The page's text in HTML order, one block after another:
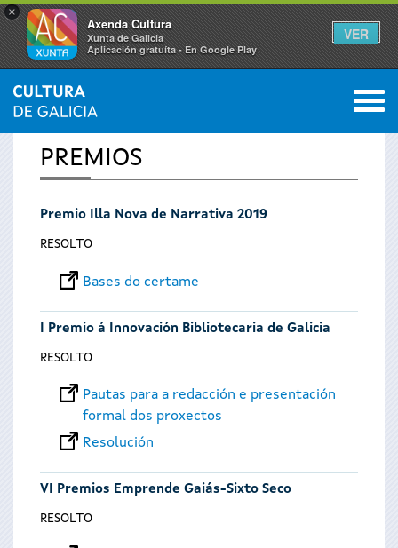
×
Axenda Cultura
Xunta de Galicia
Aplicación gratuíta - En Google Play
VER
Vostede
está
aquí
INICIO 0
PREMIOS
Premio Illa Nova de Narrativa 2019
RESOLTO
Bases do certame
I Premio á Innovación Bibliotecaria de Galicia
RESOLTO
Pautas para a redacción e presentación
formal dos proxectos
Resolución
VI Premios Emprende Gaiás-Sixto Seco
RESOLTO